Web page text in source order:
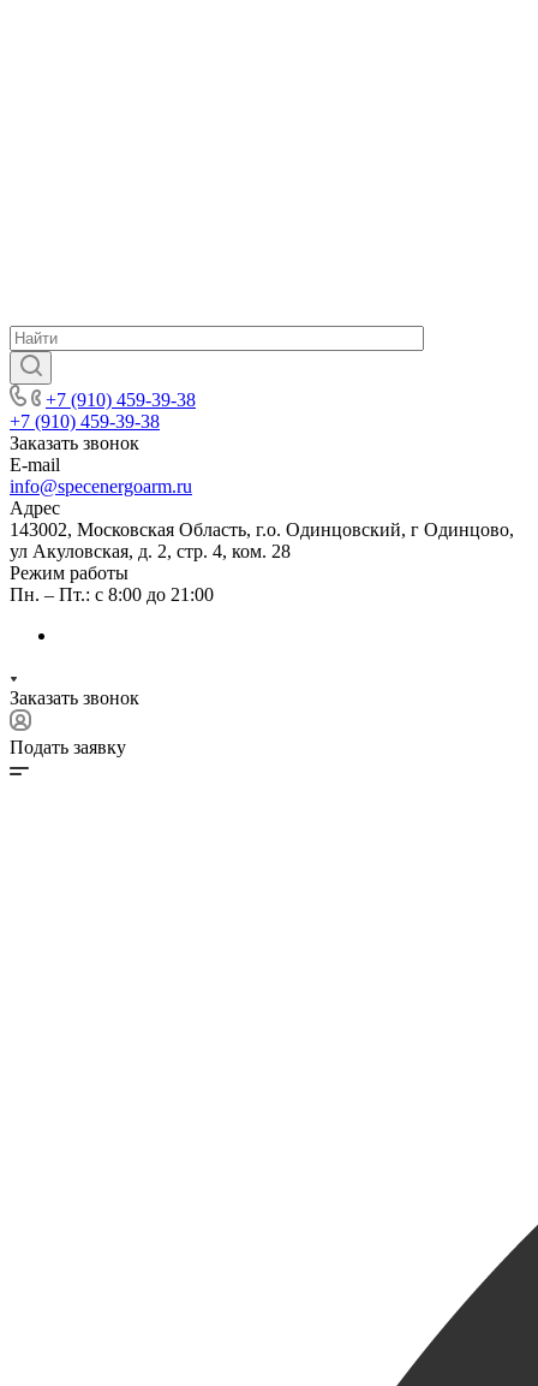
+7 (910) 459-39-38
+7 (910) 459-39-38
Заказать звонок
E-mail
info@specenergoarm.ru
Адрес
143002, Московская Область, г.о. Одинцовский, г Одинцово,
ул Акуловская, д. 2, стр. 4, ком. 28
Режим работы
Пн. – Пт.: с 8:00 до 21:00
Заказать звонок
Подать заявку